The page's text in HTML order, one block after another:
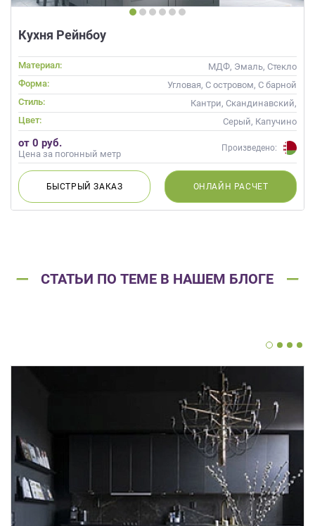
Кухня Рейнбоу
Материал:
МДФ, Эмаль, Стекло
Форма:
Угловая, С островом, С барной
стойкой
Стиль:
Кантри, Скандинавский,
Неоклассика
Цвет: Серый, Капучино
от 0 руб.
Цена за погонный метр
Произведено:
БЫСТРЫЙЗАКАЗ ОНЛАЙН РАСЧЕТ
СТАТЬИ ПО ТЕМЕ В НАШЕМ БЛОГЕ